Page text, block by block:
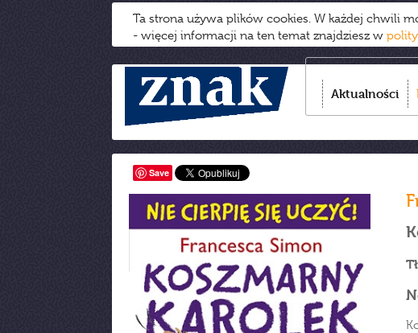
Ta strona używa plików cookies. W każdej chwili
- więcej informacji na ten temat znajdziesz w
Aktualności
Save